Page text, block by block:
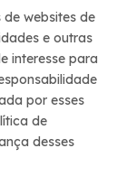
websites de
e outras
interesse para
por esses
de
desses